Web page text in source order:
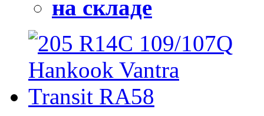
на складе